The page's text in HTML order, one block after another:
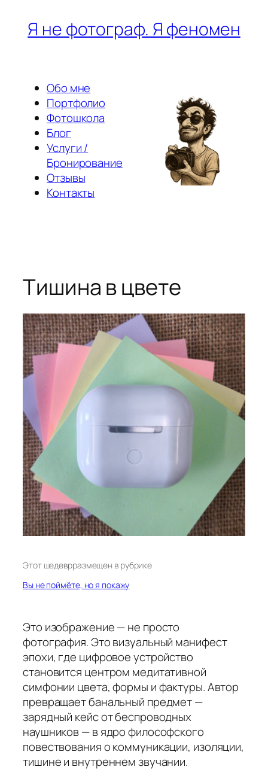
ПерейтиЯ не фотограф. Я феномен
Обо мне
Портфолио
Фотошкола
Блог
Услуги /
Бронирование
Отзывы
Контакты
Тишина в цвете
Этот шедеврразмещен в рубрике
Вы не поймёте, но я покажу
Это изображение — не просто
фотография. Это визуальный манифест
эпохи, где цифровое устройство
становится центром медитативной
симфонии цвета, формы и фактуры. Автор
превращает банальный предмет —
зарядный кейс от беспроводных
наушников — в ядро философского
повествования о коммуникации, изоляции,
тишине и внутреннем звучании.